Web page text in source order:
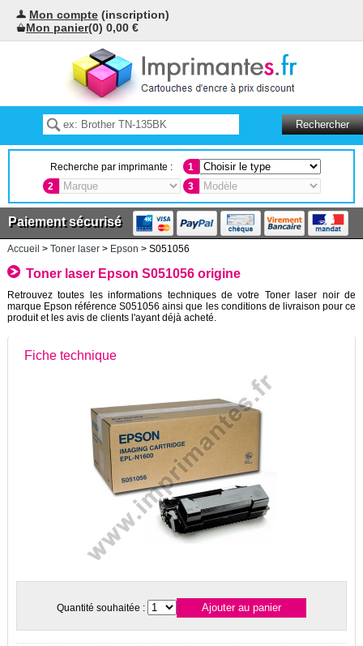
Mon compte (inscription)
Mon panier(0) 0,00 €
Recherche par imprimante :
1
2
3
Paiement sécurisé
Accueil > Toner laser> Epson > S051056
Toner laser Epson S051056 origine
Retrouvez toutes les informations techniques de votre Toner laser noir de
marque Epson référence S051056 ainsi que les conditions de livraison pour ce
produit et les avis de clients l'ayant déjà acheté.
Fiche technique
Quantité souhaitée :